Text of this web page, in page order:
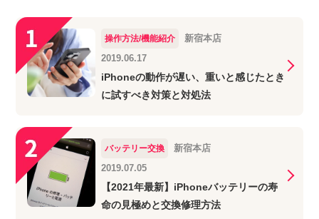
操作方法/機能紹介
新宿本店
2019.06.17
iPhoneの動作が遅い、重いと感じたとき
に試すべき対策と対処法
バッテリー交換
新宿本店
2019.07.05
【2021年最新】iPhoneバッテリーの寿
命の見極めと交換修理方法